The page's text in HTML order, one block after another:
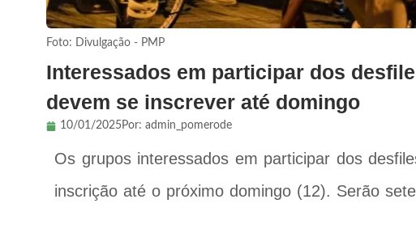
Foto: Divulgação - PMP
Interessados em participar dos
devem se inscrever até domingo
10/01/2025Por: admin_pomerode
Os grupos interessados em participar dos
inscrição até o próximo domingo (12). Serão